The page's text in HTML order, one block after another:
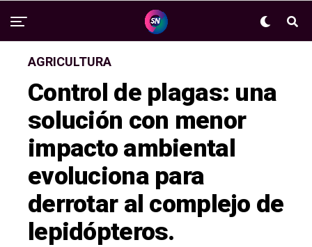
AGRICULTURA
Control de plagas: una
solución con menor
impacto ambiental
evoluciona para
derrotar al complejo de
lepidópteros.